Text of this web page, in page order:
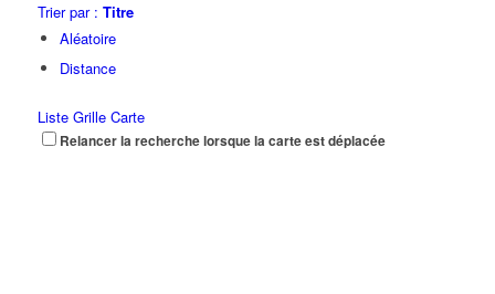
Trier par : Titre
Aléatoire
Distance
Liste Grille Carte
Relancer la recherche lorsque la carte est déplacée